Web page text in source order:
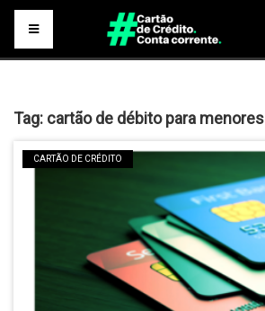
Tag: cartão de débito para menores
CARTÃO DE CRÉDITO